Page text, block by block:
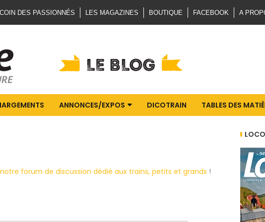
DES PASSIONNÉS LES MAGAZINES BOUTIQUE FACEBOOK A
ANNONCES/EXPOS DICOTRAIN TABLES DES
notre forum de discussion dédié aux trains, petits et grands !